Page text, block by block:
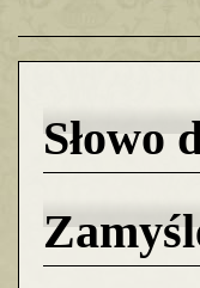
Słowo